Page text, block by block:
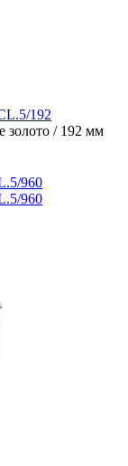
192
золото / 192 мм
960
960